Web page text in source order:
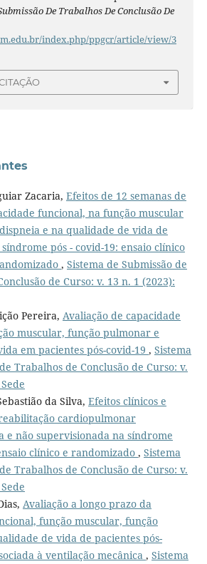
De Trabalhos De Conclusão De
index.php/ppgcr/article/view/3
Zacaria, Efeitos de 12 semanas de
funcional, na função muscular
e na qualidade de vida de
pós - covid-19: ensaio clínico
, Sistema de Submissão de
de Curso: v. 13 n. 1 (2023):
Pereira, Avaliação de capacidade
muscular, função pulmonar e
em pacientes pós-covid-19 , Sistema
Trabalhos de Conclusão de Curso: v.
da Silva, Efeitos clínicos e
cardiopulmonar
e não supervisionada na síndrome
clínico e randomizado , Sistema
Trabalhos de Conclusão de Curso: v.
Avaliação a longo prazo da
função muscular, função
de vida de pacientes pós-
à ventilação mecânica , Sistema